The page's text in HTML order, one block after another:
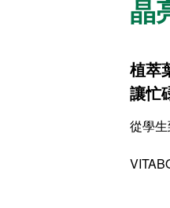
晶
植萃
讓忙
從學